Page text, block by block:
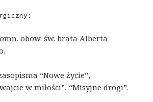
obow. św. brata Alberta
“Nowe życie”,
w miłości”, “Misyjne drogi”.